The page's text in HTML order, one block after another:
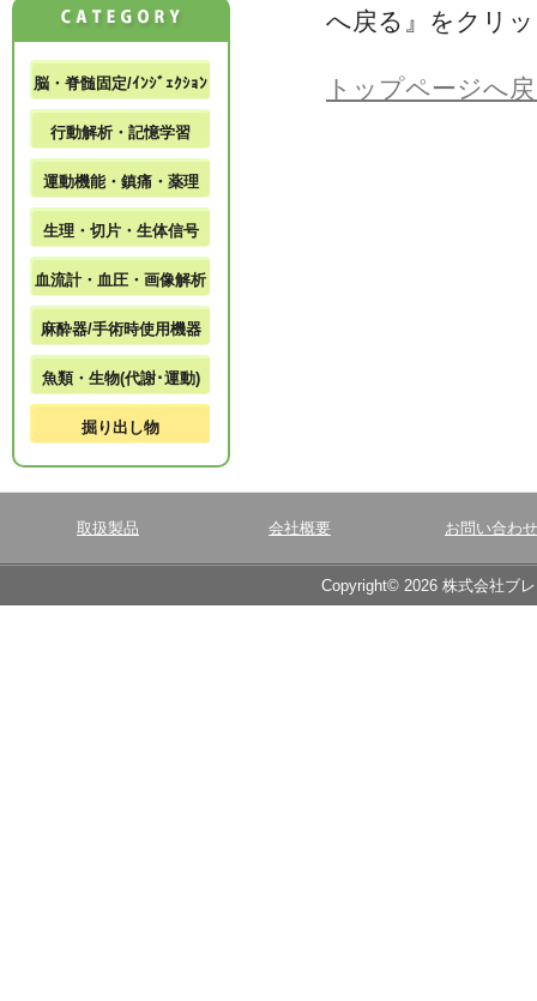
へ戻る』をクリ
トップページへ
脳・脊髄固定/ｲﾝｼﾞｪｸｼｮﾝ
行動解析・記憶学習
運動機能・鎮痛・薬理
生理・切片・生体信号
血流計・血圧・画像解析
麻酔器/手術時使用機器
魚類・生物(代謝･運動)
掘り出し物
取扱製品 会社概要 お問い合わせ
Copyright© 2026 株式会社ブ